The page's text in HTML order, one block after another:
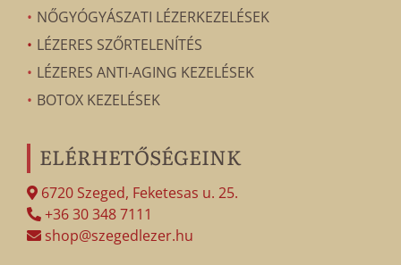
NŐGYÓGYÁSZATI LÉZERKEZELÉSEK
LÉZERES SZŐRTELENÍTÉS
LÉZERES ANTI-AGING KEZELÉSEK
BOTOX KEZELÉSEK
ELÉRHETŐSÉGEINK
6720 Szeged, Feketesas u. 25.
+36 30 348 7111
shop@szegedlezer.hu